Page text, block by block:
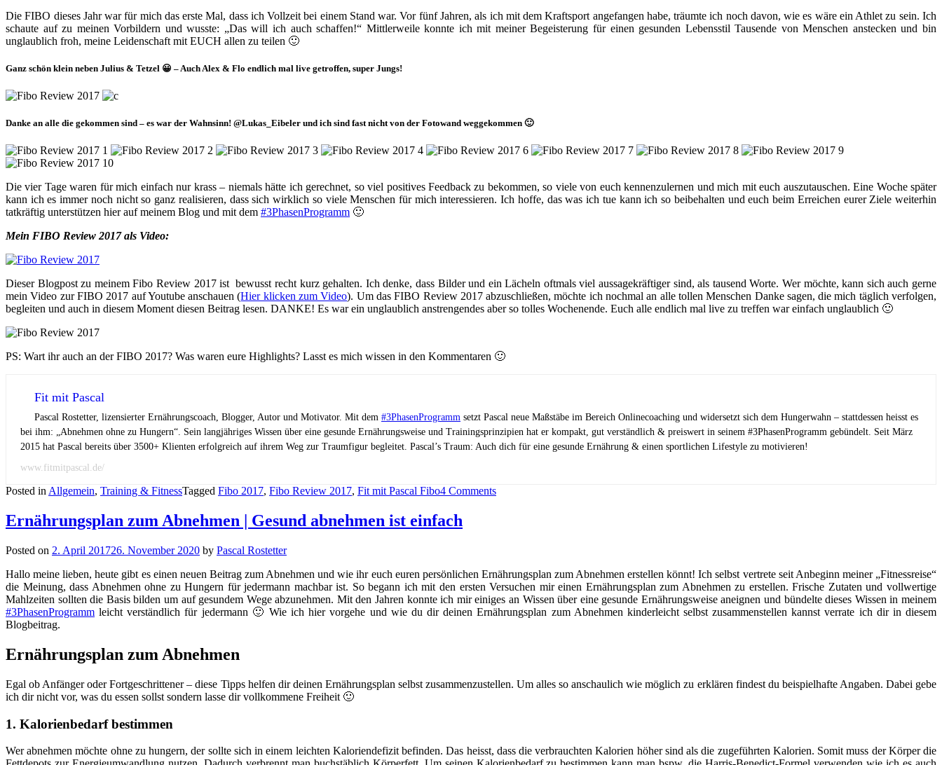
Die FIBO dieses Jahr war für mich das erste Mal, dass ich Vollzeit bei einem Stand war. Vor fünf Jahren, als ich mit dem Kraftsport angefangen habe, träumte ich noch davon, wie es wäre ein Athlet zu sein. Ich
schaute auf zu meinen Vorbildern und wusste: „Das will ich auch schaffen!“ Mittlerweile konnte ich mit meiner Begeisterung für einen gesunden Lebensstil Tausende von Menschen anstecken und bin
unglaublich froh, meine Leidenschaft mit EUCH allen zu teilen 🙂
Ganz schön klein neben Julius & Tetzel 😀 – Auch Alex & Flo endlich mal live getroffen, super Jungs!
Danke an alle die gekommen sind – es war der Wahnsinn! @Lukas_Eibeler und ich sind fast nicht von der Fotowand weggekommen 🙂
Die vier Tage waren für mich einfach nur krass – niemals hätte ich gerechnet, so viel positives Feedback zu bekommen, so viele von euch kennenzulernen und mich mit euch auszutauschen. Eine Woche später
kann ich es immer noch nicht so ganz realisieren, dass sich wirklich so viele Menschen für mich interessieren. Ich hoffe, das was ich tue kann ich so beibehalten und euch beim Erreichen eurer Ziele weiterhin
tatkräftig unterstützen hier auf meinem Blog und mit dem #3PhasenProgramm 🙂
Mein FIBO Review 2017 als Video:
Dieser Blogpost zu meinem Fibo Review 2017 ist bewusst recht kurz gehalten. Ich denke, dass Bilder und ein Lächeln oftmals viel aussagekräftiger sind, als tausend Worte. Wer möchte, kann sich auch gerne
mein Video zur FIBO 2017 auf Youtube anschauen (Hier klicken zum Video). Um das FIBO Review 2017 abzuschließen, möchte ich nochmal an alle tollen Menschen Danke sagen, die mich täglich verfolgen,
begleiten und auch in diesem Moment diesen Beitrag lesen. DANKE! Es war ein unglaublich anstrengendes aber so tolles Wochenende. Euch alle endlich mal live zu treffen war einfach unglaublich 🙂
PS: Wart ihr auch an der FIBO 2017? Was waren eure Highlights? Lasst es mich wissen in den Kommentaren 🙂
Fit mit Pascal
Pascal Rostetter, lizensierter Ernährungscoach, Blogger, Autor und Motivator. Mit dem #3PhasenProgramm setzt Pascal neue Maßstäbe im Bereich Onlinecoaching und widersetzt sich dem Hungerwahn – stattdessen heisst es
bei ihm: „Abnehmen ohne zu Hungern“. Sein langjähriges Wissen über eine gesunde Ernährungsweise und Trainingsprinzipien hat er kompakt, gut verständlich & preiswert in seinem #3PhasenProgramm gebündelt. Seit März
2015 hat Pascal bereits über 3500+ Klienten erfolgreich auf ihrem Weg zur Traumfigur begleitet. Pascal’s Traum: Auch dich für eine gesunde Ernährung & einen sportlichen Lifestyle zu motivieren!
www.fitmitpascal.de/
Posted in Allgemein, Training & FitnessTagged Fibo 2017, Fibo Review 2017, Fit mit Pascal Fibo4 Comments
Ernährungsplan zum Abnehmen | Gesund abnehmen ist einfach
Posted on 2. April 201726. November 2020 by Pascal Rostetter
Hallo meine lieben, heute gibt es einen neuen Beitrag zum Abnehmen und wie ihr euch euren persönlichen Ernährungsplan zum Abnehmen erstellen könnt! Ich selbst vertrete seit Anbeginn meiner „Fitnessreise“
die Meinung, dass Abnehmen ohne zu Hungern für jedermann machbar ist. So begann ich mit den ersten Versuchen mir einen Ernährungsplan zum Abnehmen zu erstellen. Frische Zutaten und vollwertige
Mahlzeiten sollten die Basis bilden um auf gesundem Wege abzunehmen. Mit den Jahren konnte ich mir einiges an Wissen über eine gesunde Ernährungsweise aneignen und bündelte dieses Wissen in meinem
#3PhasenProgramm leicht verständlich für jedermann 🙂 Wie ich hier vorgehe und wie du dir deinen Ernährungsplan zum Abnehmen kinderleicht selbst zusammenstellen kannst verrate ich dir in diesem
Blogbeitrag.
Ernährungsplan zum Abnehmen
Egal ob Anfänger oder Fortgeschrittener – diese Tipps helfen dir deinen Ernährungsplan selbst zusammenzustellen. Um alles so anschaulich wie möglich zu erklären findest du beispielhafte Angaben. Dabei gebe
ich dir nicht vor, was du essen sollst sondern lasse dir vollkommene Freiheit 🙂
1. Kalorienbedarf bestimmen
Wer abnehmen möchte ohne zu hungern, der sollte sich in einem leichten Kaloriendefizit befinden. Das heisst, dass die verbrauchten Kalorien höher sind als die zugeführten Kalorien. Somit muss der Körper die